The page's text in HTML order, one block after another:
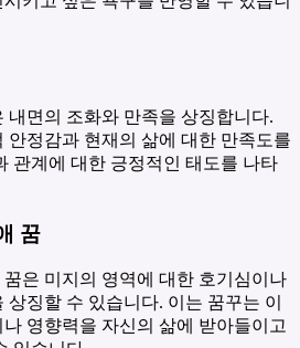
내면의 조화와 만족을 상징합니다.
안정감과 현재의 삶에 대한 만족도를
관계에 대한 긍정적인 태도를 나타
꿈
은 미지의 영역에 대한 호기심이나
징할 수 있습니다. 이는 꿈꾸는 이
영향력을 자신의 삶에 받아들이고